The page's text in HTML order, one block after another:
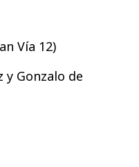
Vía 12)
y Gonzalo de